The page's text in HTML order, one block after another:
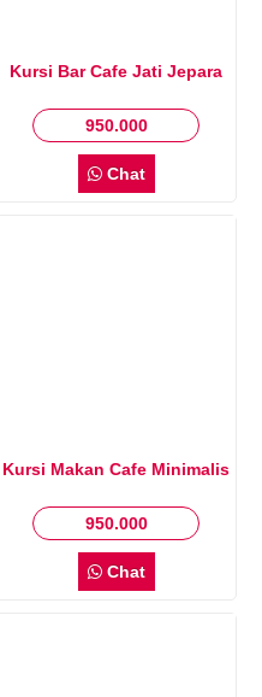
Kursi Bar Cafe Jati Jepara
950.000
Chat
Kursi Makan Cafe Minimalis
950.000
Chat